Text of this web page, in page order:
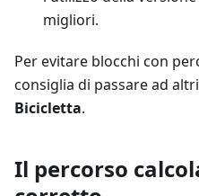
migliori.
Per evitare blocchi con
consiglia di passare ad
Bicicletta.
Il percorso